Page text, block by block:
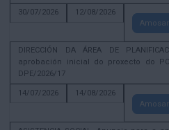
30/07/2026
12/08/2026
Amosar
DIRECCIÓN DA ÁREA DE
aprobación inicial do proxecto do
DPE/2026/17
14/07/2026
14/08/2026
Amosar